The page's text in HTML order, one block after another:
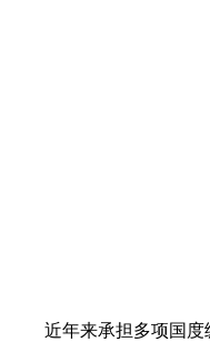
近年来承担多项国度